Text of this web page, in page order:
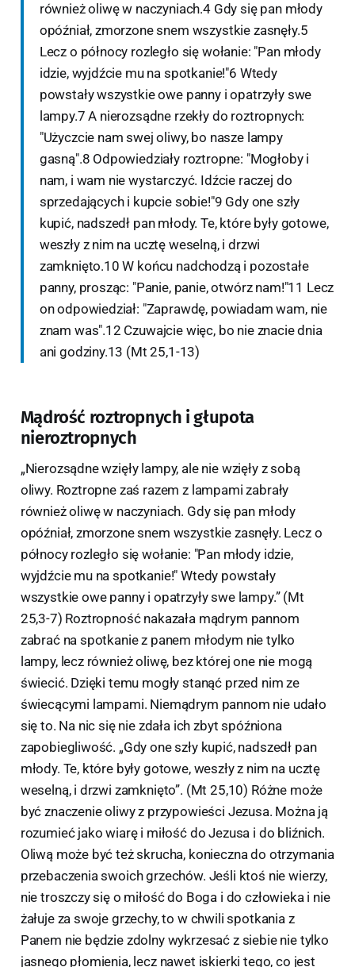
również oliwę w naczyniach.4 Gdy się pan młody
opóźniał, zmorzone snem wszystkie zasnęły.5
Lecz o północy rozległo się wołanie: "Pan młody
idzie, wyjdźcie mu na spotkanie!"6 Wtedy
powstały wszystkie owe panny i opatrzyły swe
lampy.7 A nierozsądne rzekły do roztropnych:
"Użyczcie nam swej oliwy, bo nasze lampy
gasną".8 Odpowiedziały roztropne: "Mogłoby i
nam, i wam nie wystarczyć. Idźcie raczej do
sprzedających i kupcie sobie!"9 Gdy one szły
kupić, nadszedł pan młody. Te, które były gotowe,
weszły z nim na ucztę weselną, i drzwi
zamknięto.10 W końcu nadchodzą i pozostałe
panny, prosząc: "Panie, panie, otwórz nam!"11 Lecz
on odpowiedział: "Zaprawdę, powiadam wam, nie
znam was".12 Czuwajcie więc, bo nie znacie dnia
ani godziny.13 (Mt 25,1-13)
Mądrość roztropnych i głupota
nieroztropnych
„Nierozsądne wzięły lampy, ale nie wzięły z sobą
oliwy. Roztropne zaś razem z lampami zabrały
również oliwę w naczyniach. Gdy się pan młody
opóźniał, zmorzone snem wszystkie zasnęły. Lecz o
północy rozległo się wołanie: "Pan młody idzie,
wyjdźcie mu na spotkanie!" Wtedy powstały
wszystkie owe panny i opatrzyły swe lampy.” (Mt
25,3-7) Roztropność nakazała mądrym pannom
zabrać na spotkanie z panem młodym nie tylko
lampy, lecz również oliwę, bez której one nie mogą
świecić. Dzięki temu mogły stanąć przed nim ze
świecącymi lampami. Niemądrym pannom nie udało
się to. Na nic się nie zdała ich zbyt spóźniona
zapobiegliwość. „Gdy one szły kupić, nadszedł pan
młody. Te, które były gotowe, weszły z nim na ucztę
weselną, i drzwi zamknięto”. (Mt 25,10) Różne może
być znaczenie oliwy z przypowieści Jezusa. Można ją
rozumieć jako wiarę i miłość do Jezusa i do bliźnich.
Oliwą może być też skrucha, konieczna do otrzymania
przebaczenia swoich grzechów. Jeśli ktoś nie wierzy,
nie troszczy się o miłość do Boga i do człowieka i nie
żałuje za swoje grzechy, to w chwili spotkania z
Panem nie będzie zdolny wykrzesać z siebie nie tylko
jasnego płomienia, lecz nawet iskierki tego, co jest